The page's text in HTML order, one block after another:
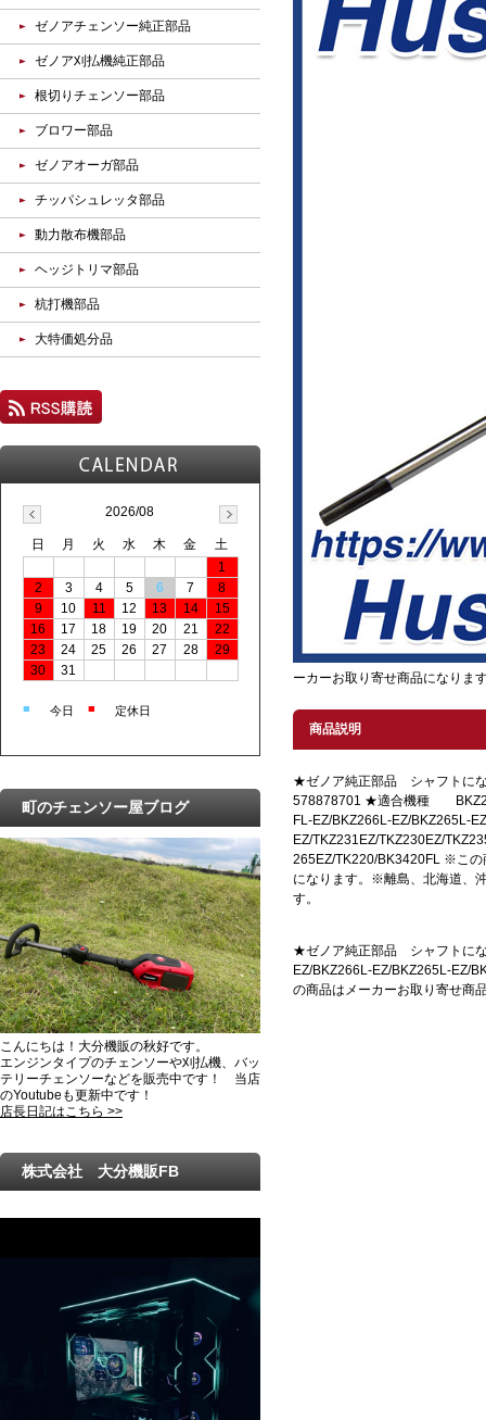
ーカーお取り寄せ商品になりま
商品説明
★ゼノア純正部品 シャフト
578878701 ★適合機種
FL-EZ/BKZ266L-EZ/BKZ265L-
EZ/TKZ231EZ/TKZ230EZ/
265EZ/TK220/BK3420FL ※この
になります。※離島、北海道、
す。
★ゼノア純正部品 シャフト
EZ/BKZ266L-EZ/BKZ265L-EZ/
の商品はメーカーお取り寄せ商
ゼノアチェンソー純正部品
ゼノア刈払機純正部品
根切りチェンソー部品
ブロワー部品
ゼノアオーガ部品
チッパシュレッタ部品
動力散布機部品
ヘッジトリマ部品
杭打機部品
大特価処分品
2026/08
日 月 火 水 木 金
土
1
2
3 4 5 6 7
8
9
10 11 12 13 14
15
16
17 18 19 20 21
22
23
24 25 26 27 28
29
30
31
■ 今日 ■ 定休日
町のチェンソー屋ブログ
こんにちは！大分機販の秋好です。
エンジンタイプのチェンソーや刈払機、バッ
テリーチェンソーなどを販売中です！ 当店
のYoutubeも更新中です！
店長日記はこちら >>
株式会社 大分機販FB